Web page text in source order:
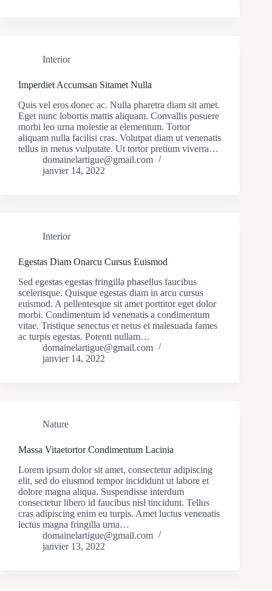
Interior
Imperdiet Accumsan Sitamet Nulla
Quis vel eros donec ac. Nulla pharetra diam sit amet.
Eget nunc lobortis mattis aliquam. Convallis posuere
morbi leo urna molestie at elementum. Tortor
aliquam nulla facilisi cras. Volutpat diam ut venenatis
tellus in metus vulputate. Ut tortor pretium viverra…
domainelartigue@gmail.com
janvier 14, 2022
Interior
Egestas Diam Onarcu Cursus Euismod
Sed egestas egestas fringilla phasellus faucibus
scelerisque. Quisque egestas diam in arcu cursus
euismod. A pellentesque sit amet porttitor eget dolor
morbi. Condimentum id venenatis a condimentum
vitae. Tristique senectus et netus et malesuada fames
ac turpis egestas. Potenti nullam…
domainelartigue@gmail.com
janvier 14, 2022
Nature
Massa Vitaetortor Condimentum Lacinia
Lorem ipsum dolor sit amet, consectetur adipiscing
elit, sed do eiusmod tempor incididunt ut labore et
dolore magna aliqua. Suspendisse interdum
consectetur libero id faucibus nisl tincidunt. Tellus
cras adipiscing enim eu turpis. Amet luctus venenatis
lectus magna fringilla urna…
domainelartigue@gmail.com
janvier 13, 2022